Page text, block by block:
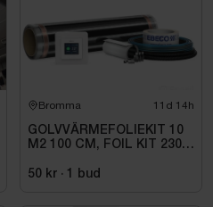
samt fjäder på
ihop utan synlig
Bromma 11d 14h
GOLVVÄRMEFOLIEKIT 10
M2 100 CM, FOIL KIT 230
50 kr · 1 bud